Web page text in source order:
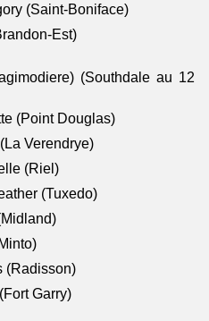
(Saint-Boniface)
Est)
(Southdale au 12
(Point Douglas)
Verendrye)
(Riel)
(Tuxedo)
(Radisson)
Garry)